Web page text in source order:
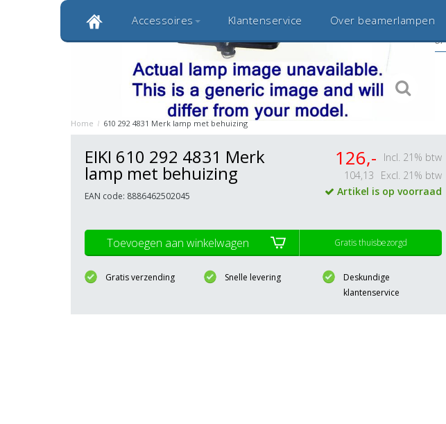
Klantbeoordeling 9,0
Bekijk alle 1000+ reviews
Accessoires Klantenservice Over beamerlampen
Originele kwaliteitsproducten 20 jaar betrouwbaar en ervaren
Home / 610 292 4831 Merk lamp met behuizing
EIKI 610 292 4831 Merk
lamp met behuizing
EAN code: 8886462502045
126,-
Incl. 21% btw
104,13
Excl. 21% btw
Artikel is op voorraad
Toevoegen aan winkelwagen Gratis thuisbezorgd
Gratis verzending Snelle levering
Deskundige
klantenservice